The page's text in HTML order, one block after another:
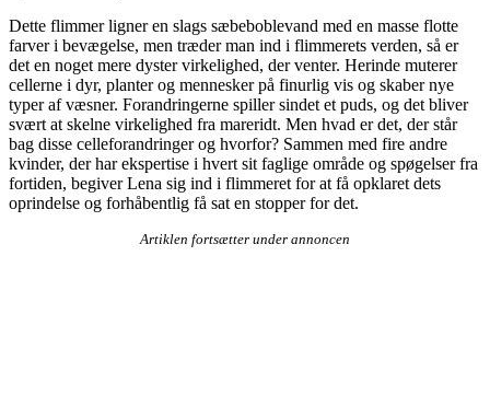
Dette flimmer ligner en slags sæbeboblevand med en masse flotte
farver i bevægelse, men træder man ind i flimmerets verden, så er
det en noget mere dyster virkelighed, der venter. Herinde muterer
cellerne i dyr, planter og mennesker på finurlig vis og skaber nye
typer af væsner. Forandringerne spiller sindet et puds, og det bliver
svært at skelne virkelighed fra mareridt. Men hvad er det, der står
bag disse celleforandringer og hvorfor? Sammen med fire andre
kvinder, der har ekspertise i hvert sit faglige område og spøgelser fra
fortiden, begiver Lena sig ind i flimmeret for at få opklaret dets
oprindelse og forhåbentlig få sat en stopper for det.
Artiklen fortsætter under annoncen